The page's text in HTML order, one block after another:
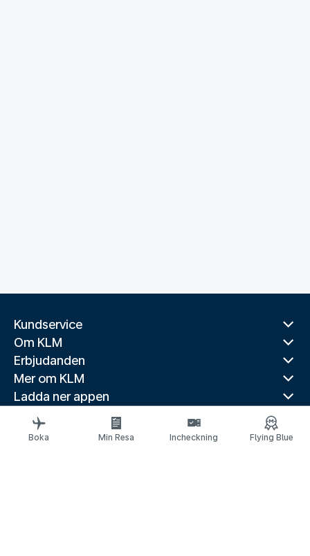
Kundservice
Om KLM
Erbjudanden
Mer om KLM
Ladda ner appen
Relaterade webbplatser
Reseguider
Boka Min Resa Incheckning Flying Blue